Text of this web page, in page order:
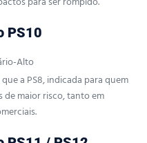
PS10
Alto
a PS8, indicada para quem
de maior risco, tanto em